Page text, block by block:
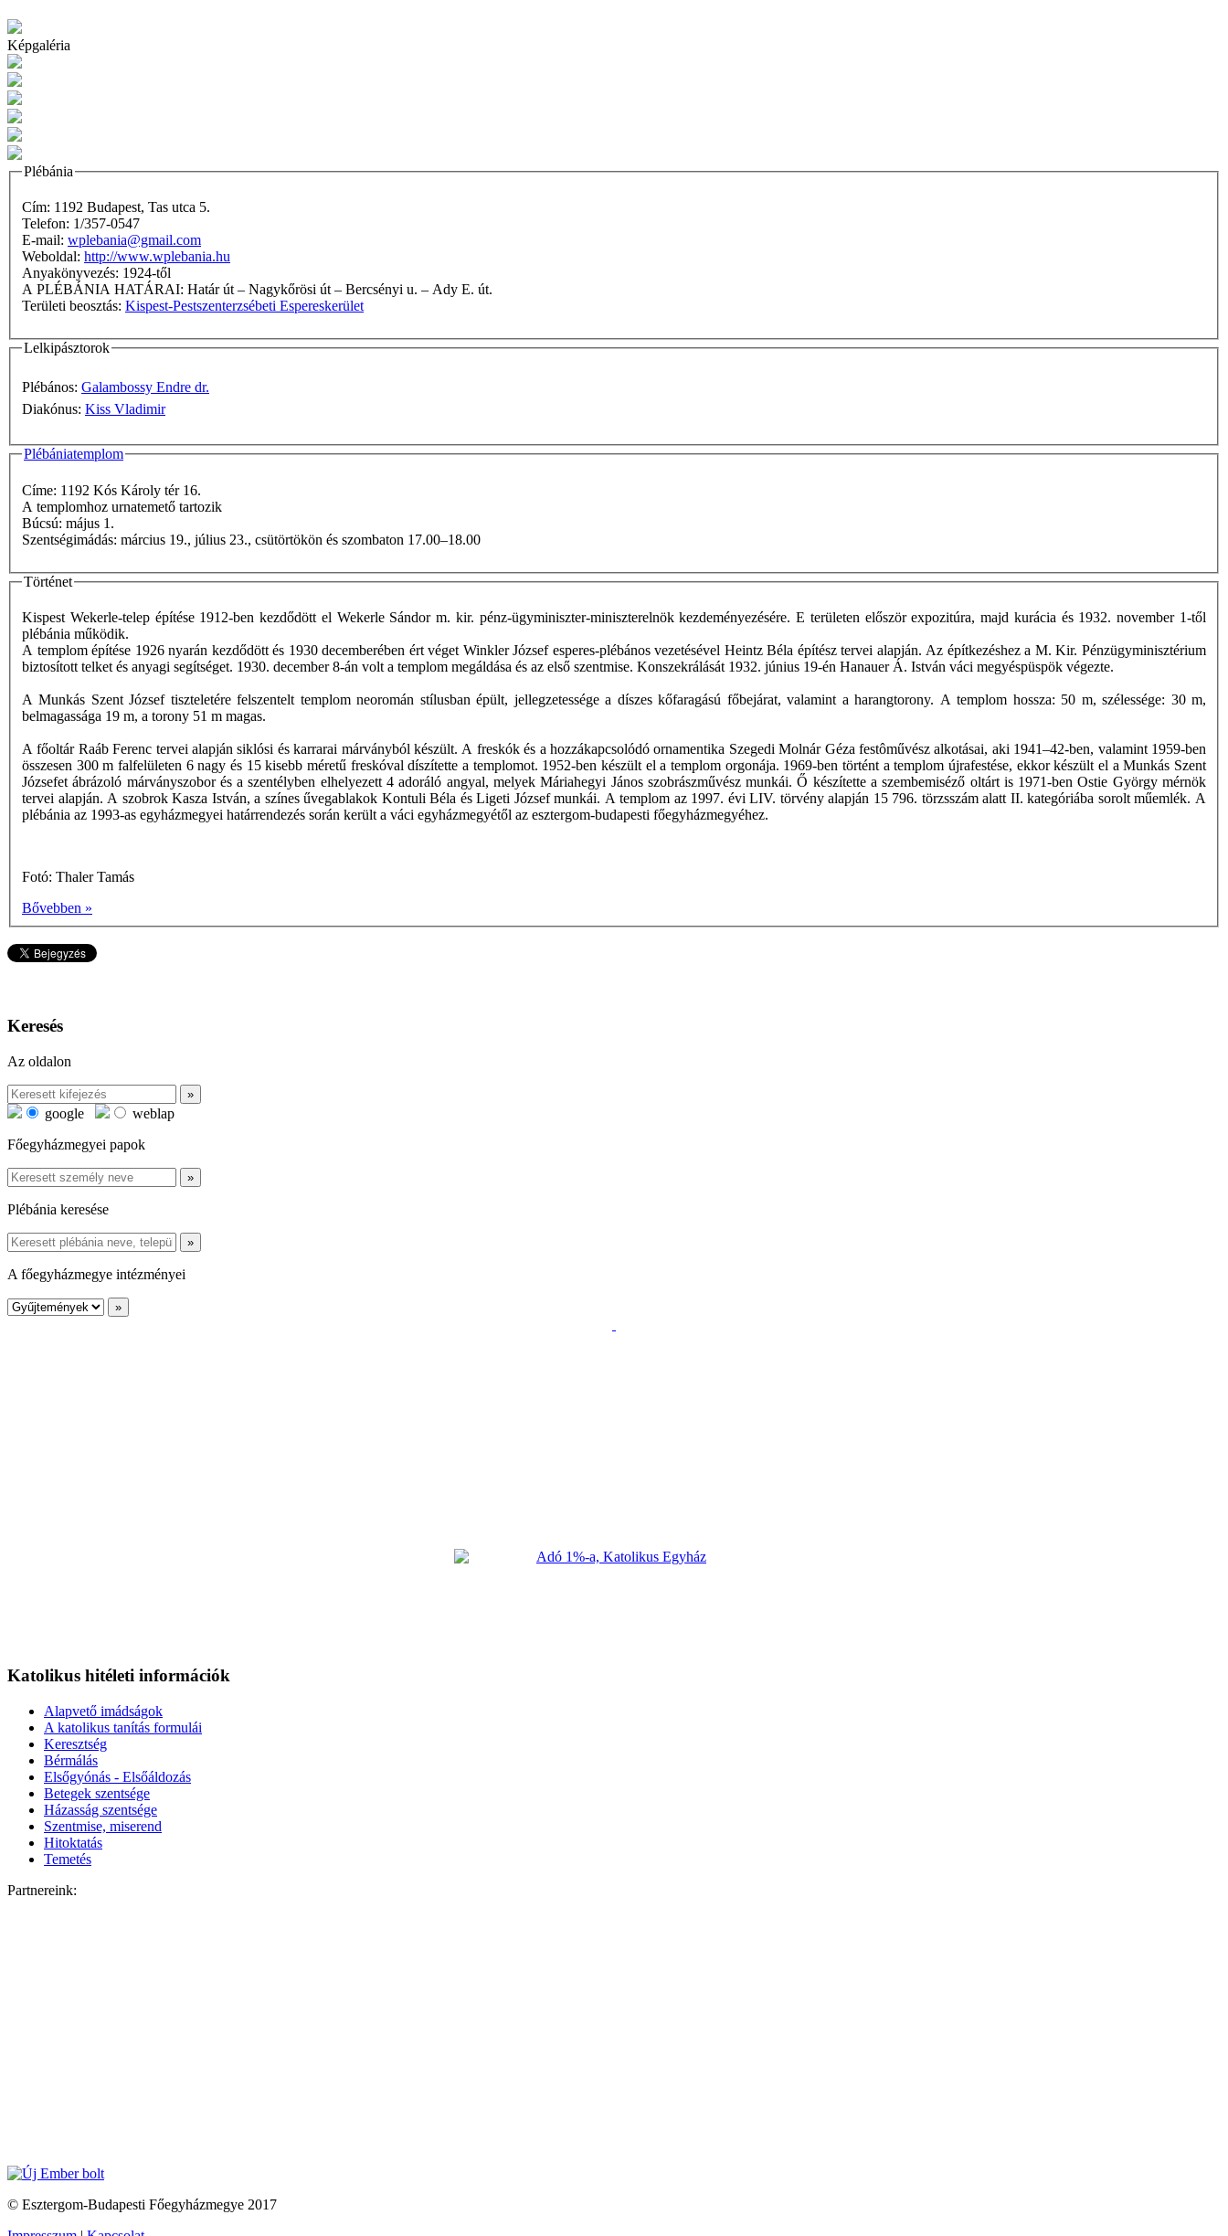
Képgaléria
Plébánia
Cím: 1192 Budapest, Tas utca 5.
Telefon: 1/357-0547
E-mail: wplebania@gmail.com
Weboldal: http://www.wplebania.hu
Anyakönyvezés: 1924-től
A PLÉBÁNIA HATÁRAI: Határ út – Nagykőrösi út – Bercsényi u. – Ady E. út.
Területi beosztás: Kispest-Pestszenterzsébeti Espereskerület
Lelkipásztorok
Plébános: Galambossy Endre dr.
Diakónus: Kiss Vladimir
Plébániatemplom
Címe: 1192 Kós Károly tér 16.
A templomhoz urnatemető tartozik
Búcsú: május 1.
Szentségimádás: március 19., július 23., csütörtökön és szombaton 17.00–18.00
Történet
Kispest Wekerle-telep építése 1912-ben kezdődött el Wekerle Sándor m. kir. pénz-ügyminiszter-miniszterelnök kezdeményezésére. E területen először expozitúra, majd kurácia és 1932. november 1-től
plébánia működik.
A templom építése 1926 nyarán kezdődött és 1930 decemberében ért véget Winkler József esperes-plébános vezetésével Heintz Béla építész tervei alapján. Az építkezéshez a M. Kir. Pénzügyminisztérium
biztosított telket és anyagi segítséget. 1930. december 8-án volt a templom megáldása és az első szentmise. Konszekrálását 1932. június 19-én Hanauer Á. István váci megyéspüspök végezte.
A Munkás Szent József tiszteletére felszentelt templom neoromán stílusban épült, jellegzetessége a díszes kőfaragású főbejárat, valamint a harangtorony. A templom hossza: 50 m, szélessége: 30 m,
belmagassága 19 m, a torony 51 m magas.
A főoltár Raáb Ferenc tervei alapján siklósi és karrarai márványból készült. A freskók és a hozzákapcsolódó ornamentika Szegedi Molnár Géza festôművész alkotásai, aki 1941–42-ben, valamint 1959-ben
összesen 300 m falfelületen 6 nagy és 15 kisebb méretű freskóval díszítette a templomot. 1952-ben készült el a templom orgonája. 1969-ben történt a templom újrafestése, ekkor készült el a Munkás Szent
Józsefet ábrázoló márványszobor és a szentélyben elhelyezett 4 adoráló angyal, melyek Máriahegyi János szobrászművész munkái. Ő készítette a szembemiséző oltárt is 1971-ben Ostie György mérnök
tervei alapján. A szobrok Kasza István, a színes űvegablakok Kontuli Béla és Ligeti József munkái. A templom az 1997. évi LIV. törvény alapján 15 796. törzsszám alatt II. kategóriába sorolt műemlék. A
plébánia az 1993-as egyházmegyei határrendezés során került a váci egyházmegyétől az esztergom-budapesti főegyházmegyéhez.
Fotó: Thaler Tamás
Bővebben »
Keresés
Az oldalon
google
weblap
Főegyházmegyei papok
Plébánia keresése
A főegyházmegye intézményei
Katolikus hitéleti információk
Alapvető imádságok
A katolikus tanítás formulái
Keresztség
Bérmálás
Elsőgyónás - Elsőáldozás
Betegek szentsége
Házasság szentsége
Szentmise, miserend
Hitoktatás
Temetés
Partnereink:
© Esztergom-Budapesti Főegyházmegye 2017